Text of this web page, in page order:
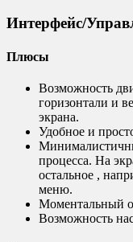
Интерфейс/
Плюсы
Возможность
горизонтали и
экрана.
Удобное и
процесса. На
остальное ,
меню.
Моментальный
Возможность